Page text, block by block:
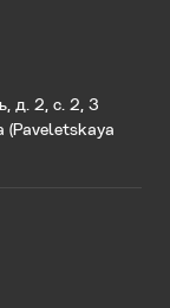
д. 2, с. 2, 3
(Paveletskaya